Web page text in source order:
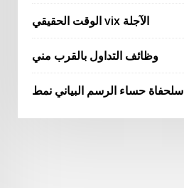
الوقت الحقيقي vix الآجلة
وظائف التداول بالقرب مني
سلحفاة حساء الرسم البياني نمط